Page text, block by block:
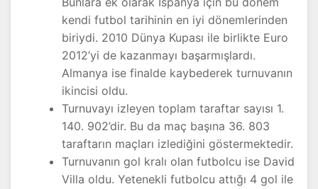
kendi futbol tarihinin en iyi dönemlerinden
biriydi. 2010 Dünya Kupası ile birlikte Euro
2012’yi de kazanmayı başarmışlardı.
Almanya ise finalde kaybederek turnuvanın
ikincisi oldu.
Turnuvayı izleyen toplam taraftar sayısı 1.
140. 902’dir. Bu da maç başına 36. 803
taraftarın maçları izlediğini göstermektedir.
Turnuvanın gol kralı olan futbolcu ise David
Villa oldu. Yetenekli futbolcu attığı 4 gol ile